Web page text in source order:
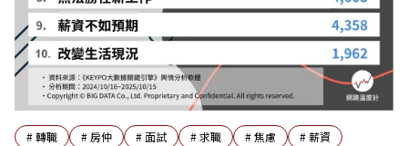
#轉職 # 房仲 # 面試 #求職 #焦慮 #薪資